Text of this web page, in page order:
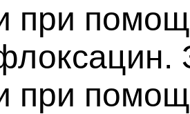
при
при